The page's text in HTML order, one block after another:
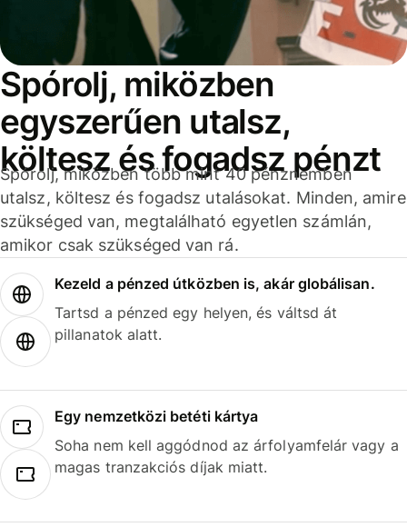
Spórolj, miközben
egyszerűen utalsz,
költesz és fogadsz pénzt
Spórolj, miközben több mint 40 pénznemben
utalsz, költesz és fogadsz utalásokat. Minden, amire
szükséged van, megtalálható egyetlen számlán,
amikor csak szükséged van rá.
Kezeld a pénzed útközben is, akár globálisan.
Tartsd a pénzed egy helyen, és váltsd át
pillanatok alatt.
Egy nemzetközi betéti kártya
Soha nem kell aggódnod az árfolyamfelár vagy a
magas tranzakciós díjak miatt.